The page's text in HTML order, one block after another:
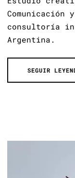
Comunicación
consultoría
Argentina.
SEGUIR